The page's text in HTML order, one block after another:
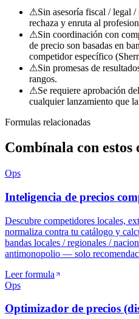
⚠Sin asesoría fiscal / legal
rechaza y enruta al
⚠Sin coordinación con
de precio son basadas en
competidor específico
⚠Sin promesas de
rangos.
⚠Se requiere aprobación
cualquier lanzamiento que
Formulas relacionadas
Combínala con estos
Ops
Inteligencia de precios
Descubre competidores locales,
normaliza contra tu catálogo y
bandas locales / regionales /
antimonopolio — solo
Leer formula
Ops
Optimizador de precios